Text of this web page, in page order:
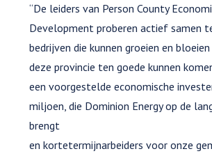
“De leiders van Person County
Development proberen actief samen
bedrijven die kunnen groeien en
deze provincie ten goede kunnen
een voorgestelde economische
miljoen, die Dominion Energy op de
brengt
en kortetermijnarbeiders voor onze